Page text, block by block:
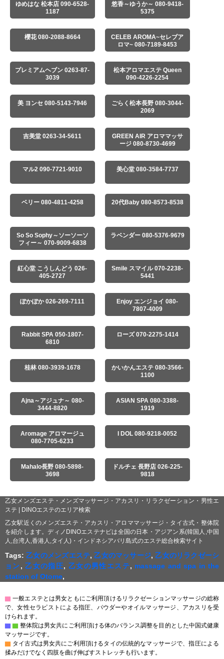
ゆめはな 松本店 090-6528-
1187
悠香～ゆうか～ 080-9418-
5375
櫻花 080-2088-8664
CELEB AROMA~セレブア
ロマ~ 080-7189-8453
プレミアムヘブン 0263-87-
3039
松本アロマエステ Queen
090-4226-2254
美 ヨンセ 080-5143-7946
ごらく松本長野 080-3044-
2069
吉美堂 0263-34-5611
GREEN AIR アロママッサ
ージ 080-8730-4699
マル2 090-7721-9010 美心堂 080-3584-7737
ベリー 080-4811-4258 20代Baby 080-8573-8538
So So Sophy～ソーソーソ
フィー～ 070-9009-6838
ラベンダー 080-5376-9679
紅心堂 こうしんどう 026-
405-2727
Smile スマイル 070-2238-
5441
ぽかぽか 026-269-7111
Enjoy エンジョイ 080-
7807-4009
Rabbit SPA 050-1807-
6810
ローズ 070-2275-1414
桂林 080-3939-1678
かいかんエステ 080-3566-
1100
Ajna～アジュナ～ 080-
3444-8820
ASIAN SPA 080-3388-
1919
Aromage アロマージュ
080-7705-6233
I DOL 080-9218-0052
Mahalo長野 080-5898-
3698
ドルチェ 長野店 026-225-
9818
乙女メンズエステ・メンズマッサージ・アカスリ・リラクゼーション・男性エ
ステ | DINOエステのエリア検索
乙女駅近くのメンズエステ・アカスリ・アロママッサージ・タイ古式・整体院
を紹介します。ディノDINOエステナビは全国の日本・アジアン系(韓国人,中国
人,台湾人,香港人,タイ人)・インドネシアバリ島式のエステ総合検索サイト
Tags:乙女のメンズエステ,乙女のマッサージ,乙女のリラクゼーシ
ョン,乙女の指圧, 乙女の男性エステ, massage and spa in the
station of Otome,
▇ 一般エステとは男女ともにご利用頂けるリラクゼーションマッサージの総称
で、女性セラピストによる指圧、パウダーやオイルマッサージ、アカスリを受
けられます。
▇ ▇ 整体院は男女共にご利用頂ける体のバランス調整を目的とした中国式健康
マッサージです。
▇ タイ古式は男女共にご利用頂けるタイの伝統的なマッサージで、指圧による
揉みだけでなく四肢を曲げ伸ばすストレッチも行います。